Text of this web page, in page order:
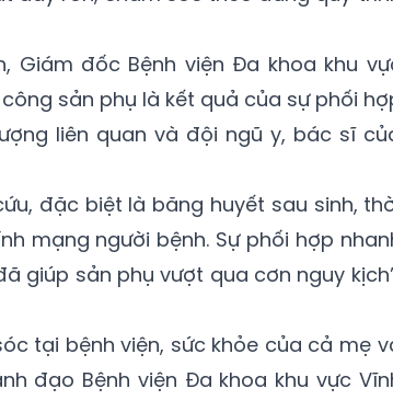
Giám đốc Bệnh viện Đa khoa khu
sản phụ là kết quả của sự phối
liên quan và đội ngũ y, bác sĩ
đặc biệt là băng huyết sau sinh,
mạng người bệnh. Sự phối hợp
giúp sản phụ vượt qua cơn nguy
tại bệnh viện, sức khỏe của cả mẹ
đạo Bệnh viện Đa khoa khu vực